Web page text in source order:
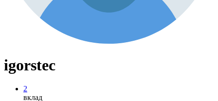
igorstec
2
вклад